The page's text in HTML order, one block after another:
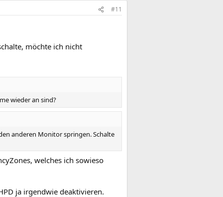
#11
möchte ich nicht
wieder an sind?
anderen Monitor springen. Schalte
welches ich sowieso
ja irgendwie deaktivieren.